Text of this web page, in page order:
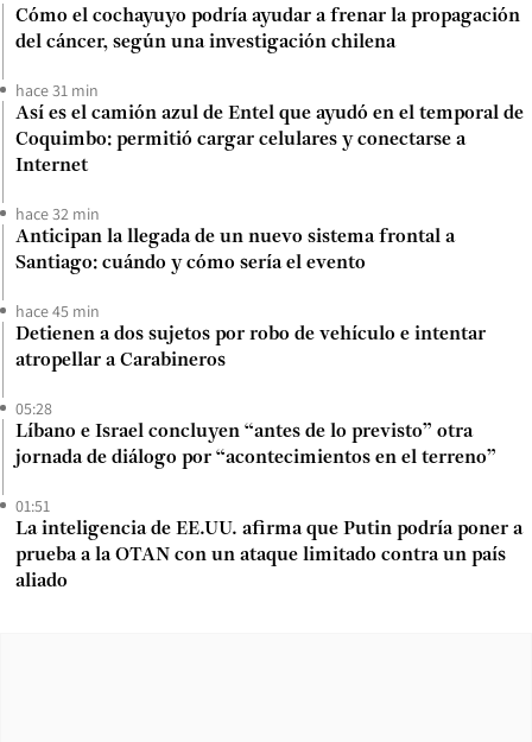
Cómo el cochayuyo podría ayudar a frenar la propagación
del cáncer, según una investigación chilena
hace 31 min
Así es el camión azul de Entel que ayudó en el temporal de
Coquimbo: permitió cargar celulares y conectarse a
Internet
hace 32 min
Anticipan la llegada de un nuevo sistema frontal a
Santiago: cuándo y cómo sería el evento
hace 45 min
Detienen a dos sujetos por robo de vehículo e intentar
atropellar a Carabineros
05:28
Líbano e Israel concluyen “antes de lo previsto” otra
jornada de diálogo por “acontecimientos en el terreno”
01:51
La inteligencia de EE.UU. afirma que Putin podría poner a
prueba a la OTAN con un ataque limitado contra un país
aliado